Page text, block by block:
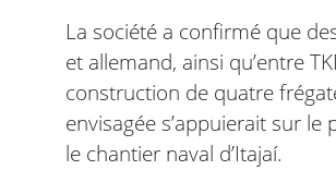
La société a confirmé que
et allemand, ainsi qu’entre
construction de quatre
envisagée s’appuierait sur
le chantier naval d’Itajaí.